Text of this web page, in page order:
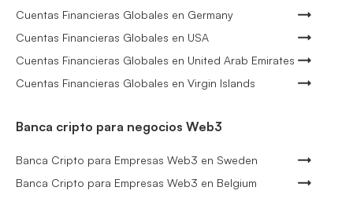
Cuentas Financieras Globales en Germany
Cuentas Financieras Globales en USA
Cuentas Financieras Globales en United Arab Emirates
Cuentas Financieras Globales en Virgin Islands
Banca cripto para negocios Web3
Banca Cripto para Empresas Web3 en Sweden
Banca Cripto para Empresas Web3 en Belgium